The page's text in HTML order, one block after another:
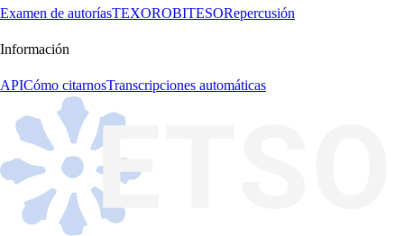
Examen de autoríasTEXOROBITESORepercusión
Información
APICómo citarnosTranscripciones automáticas